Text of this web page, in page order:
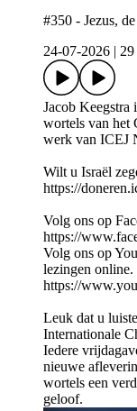
#350 - Jezus,
24-07-2026
Jacob Keegstra
wortels van het
werk van ICEJ
Wilt u Israël
https://
Volg ons op
https://
Volg ons op
lezingen online.
https://
Leuk dat u
Internationale
Iedere
nieuwe
wortels een
geloof.